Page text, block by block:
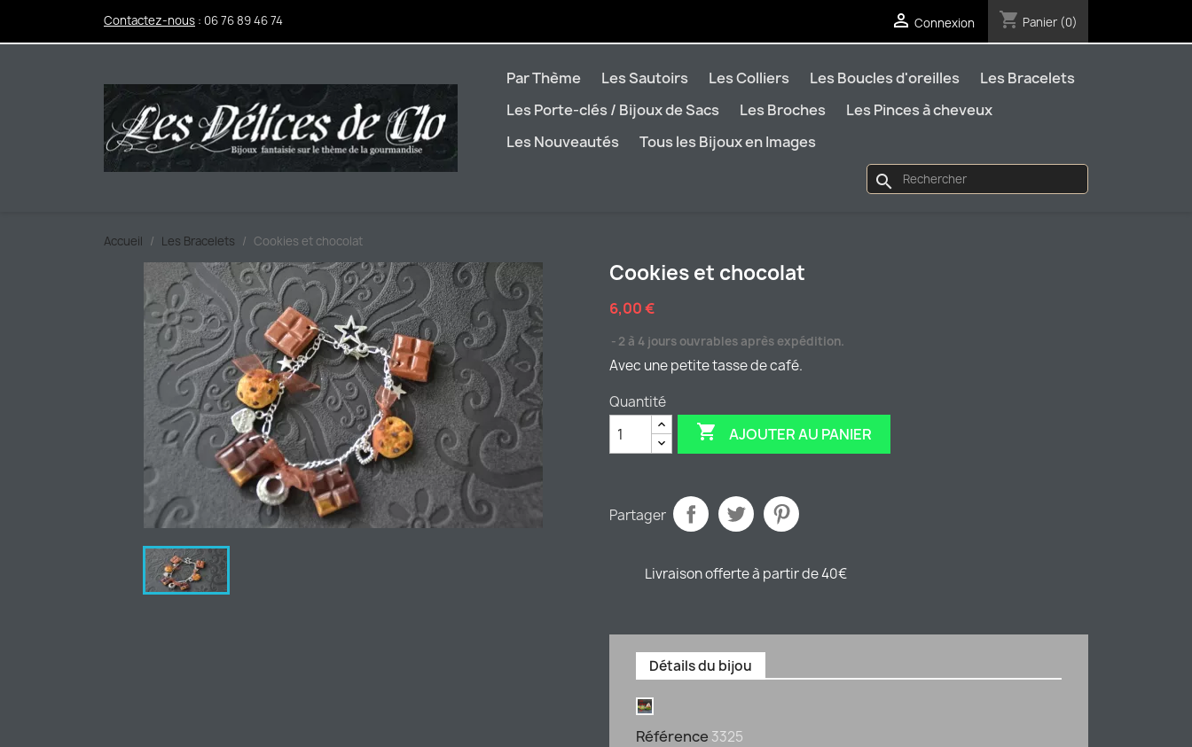
Contactez-nous : 06 76 89 46 74  Connexion shopping_cart Panier (0)
Par Thème Les Sautoirs Les Colliers Les Boucles d'oreilles
Les Bracelets
Les Porte-clés / Bijoux de Sacs
Les Broches
Les Pinces à cheveux
Les Nouveautés
Tous les Bijoux en Images
search
Accueil Les Bracelets Cookies et chocolat
Cookies et chocolat
6,00 €
2 à 4 jours ouvrables après expédition.
Avec une petite tasse de café.
Quantité
 AJOUTER AU PANIER
Partager
Livraison offerte à partir de 40€
Détails du bijou
Référence 3325